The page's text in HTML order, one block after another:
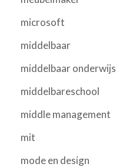
microsoft
middelbaar
middelbaar onderwijs
middelbareschool
middle management
mit
mode en design